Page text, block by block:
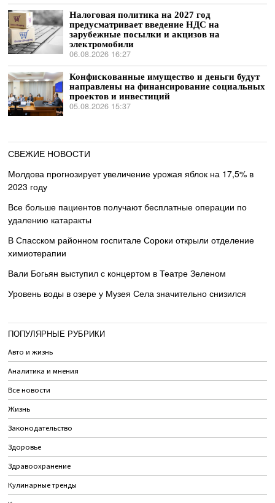
Налоговая политика на 2027 год
предусматривает введение НДС на
зарубежные посылки и акцизов на
электромобили
06.08.2026 16:27
Конфискованные имущество и деньги будут
направлены на финансирование социальных
проектов и инвестиций
05.08.2026 15:37
СВЕЖИЕ НОВОСТИ
Молдова прогнозирует увеличение урожая яблок на 17,5% в
2023 году
Все больше пациентов получают бесплатные операции по
удалению катаракты
В Спасском районном госпитале Сороки открыли отделение
химиотерапии
Вали Богьян выступил с концертом в Театре Зеленом
Уровень воды в озере у Музея Села значительно снизился
ПОПУЛЯРНЫЕ РУБРИКИ
Авто и жизнь
Аналитика и мнения
Все новости
Жизнь
Законодательство
Здоровье
Здравоохранение
Кулинарные тренды